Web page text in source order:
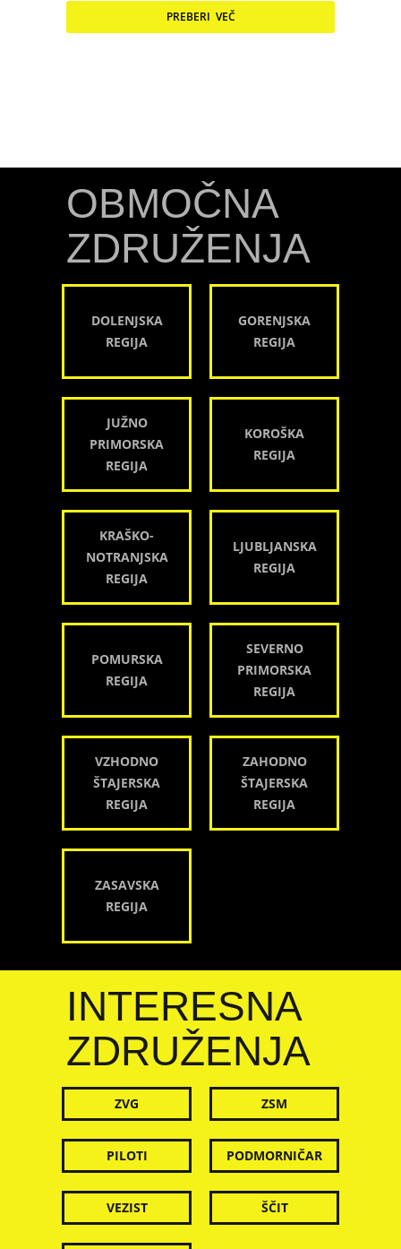
PREBERI VEČ
OBMOČNA
ZDRUŽENJA
DOLENJSKA
REGIJA
GORENJSKA
REGIJA
JUŽNO
PRIMORSKA
REGIJA
KOROŠKA
REGIJA
KRAŠKO-
NOTRANJSKA
REGIJA
LJUBLJANSKA
REGIJA
POMURSKA
REGIJA
SEVERNO
PRIMORSKA
REGIJA
VZHODNO
ŠTAJERSKA
REGIJA
ZAHODNO
ŠTAJERSKA
REGIJA
ZASAVSKA
REGIJA
INTERESNA
ZDRUŽENJA
ZVG ZSM
PILOTI PODMORNIČAR
VEZIST ŠČIT